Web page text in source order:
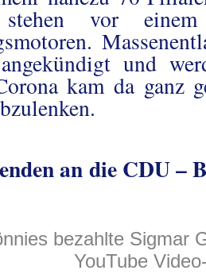
stehen vor
und
kam da ganz
den an die CDU –
bezahlte Sigmar
YouTube